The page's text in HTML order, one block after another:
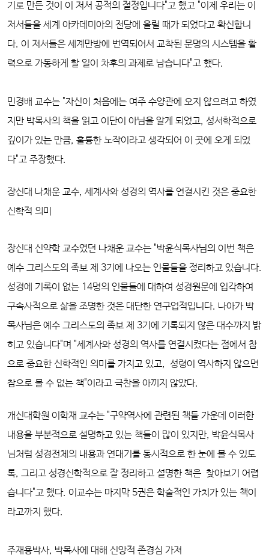
기로 만든 것이 이 저서 공적의 절정입니다"고 했고 "이제 우리는 이
저서들을 세계 아카데미아의 전당에 올릴 때가 되었다고 확신합니
다. 이 저서들은 세계만방에 번역되어서 교착된 문명의 시스템을 활
력으로 가동하게 할 일이 차후의 과제로 남습니다"고 했다.
민경배 교수는 "자신이 처음에는 여주 수양관에 오지 않으려고 하였
지만 박목사의 책을 읽고 이단이 아님을 알게 되었고, 성서학적으로
깊이가 있는 만큼, 훌륭한 노작이라고 생각되어 이 곳에 오게 되었
다"고 주장했다.
장신대 나채운 교수, 세계사와 성경의 역사를 연결시킨 것은 중요한
신학적 의미
장신대 신약학 교수였던 나채운 교수는 "박윤식목사님의 이번 책은
예수 그리스도의 족보 제 3기에 나오는 인물들을 정리하고 있습니다.
성경에 기록이 없는 14명의 인물들에 대하여 성경원문에 입각하여
구속사적으로 삶을 조명한 것은 대단한 연구업적입니다. 나아가 박
목사님은 예수 그리스도의 족보 제 3기에 기록되지 않은 대수까지 밝
히고 있습니다"며 "세계사와 성경의 역사를 연결시켰다는 점에서 참
으로 중요한 신학적인 의미를 가지고 있고, 성령이 역사하지 않으면
참으로 볼 수 없는 책"이라고 극찬을 아끼지 않았다.
개신대학원 이학재 교수는 "구약역사에 관련된 책들 가운데 이러한
내용을 부분적으로 설명하고 있는 책들이 많이 있지만, 박윤식목사
님처럼 성경전체의 내용과 연대기를 동시적으로 한 눈에 볼 수 있도
록, 그리고 성경신학적으로 잘 정리하고 설명한 책은 찾아보기 어렵
습니다"고 했다. 이교수는 마지막 5권은 학술적인 가치가 있는 책이
라고까지 했다.
주재용박사, 박목사에 대해 신앙적 존경심 가져